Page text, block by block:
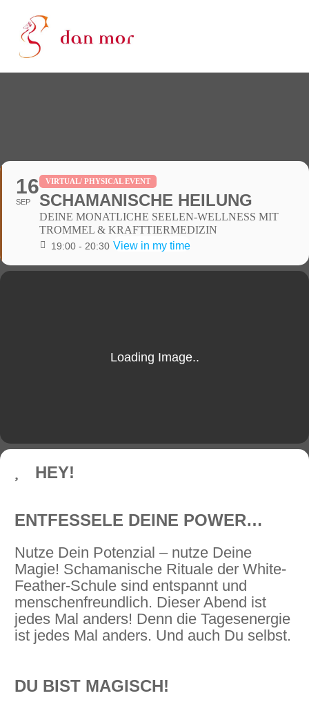
16
SEP
VIRTUAL/ PHYSICAL EVENT
SCHAMANISCHE HEILUNG
DEINE MONATLICHE SEELEN-WELLNESS MIT
TROMMEL & KRAFTTIERMEDIZIN
19:00 - 20:30 View in my time
HEY!
ENTFESSELE DEINE POWER…
Nutze Dein Potenzial – nutze Deine
Magie! Schamanische Rituale der White-
Feather-Schule sind entspannt und
menschenfreundlich. Dieser Abend ist
jedes Mal anders! Denn die Tagesenergie
ist jedes Mal anders. Und auch Du selbst.
DU BIST MAGISCH!